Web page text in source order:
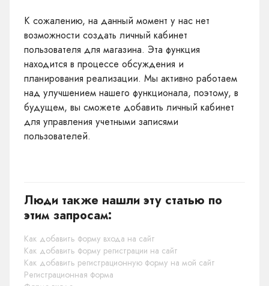
К сожалению, на данный момент у нас нет
возможности создать личный кабинет
пользователя для магазина. Эта функция
находится в процессе обсуждения и
планирования реализации. Мы активно работаем
над улучшением нашего функционала, поэтому, в
будущем, вы сможете добавить личный кабинет
для управления учетными записями
пользователей.
Люди также нашли эту статью по
этим запросам:
Как добавить форму входа на сайт
Как добавить форму регистрации на сайт
Как добавить регистрационную форму на мой сайт
Регистрационная форма